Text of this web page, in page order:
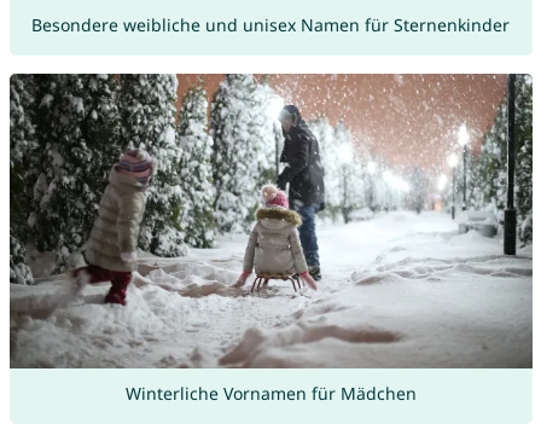
Besondere weibliche und unisex Namen für Sternenkinder
Winterliche Vornamen für Mädchen